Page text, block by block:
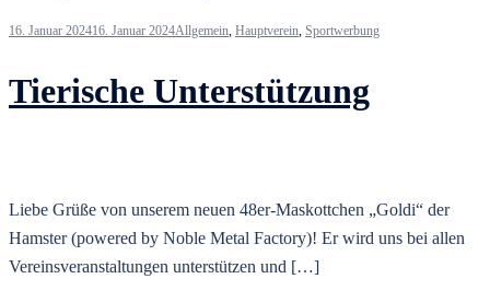
16. Januar 202416. Januar 2024Allgemein, Hauptverein, Sportwerbung
Tierische Unterstützung
Liebe Grüße von unserem neuen 48er-Maskottchen „Goldi“ der
Hamster (powered by Noble Metal Factory)! Er wird uns bei allen
Vereinsveranstaltungen unterstützen und […]